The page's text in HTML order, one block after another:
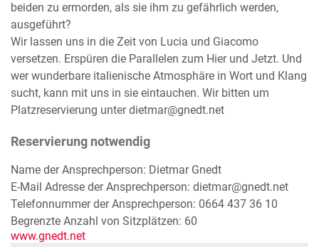
beiden zu ermorden, als sie ihm zu gefährlich werden,
ausgeführt?
Wir lassen uns in die Zeit von Lucia und Giacomo
versetzen. Erspüren die Parallelen zum Hier und Jetzt. Und
wer wunderbare italienische Atmosphäre in Wort und Klang
sucht, kann mit uns in sie eintauchen. Wir bitten um
Platzreservierung unter dietmar@gnedt.net
Reservierung notwendig
Name der Ansprechperson: Dietmar Gnedt
E-Mail Adresse der Ansprechperson: dietmar@gnedt.net
Telefonnummer der Ansprechperson: 0664 437 36 10
Begrenzte Anzahl von Sitzplätzen: 60
www.gnedt.net